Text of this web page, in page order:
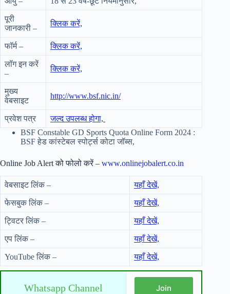
पूरी
जानकारी –
क्लिक करें,
फॉर्म – क्लिक करें,
लॉग इन करें
–
क्लिक करें,
मुख्य
वेबसाइट
http://www.bsf.nic.in/
प्रवेश पत्र
जल्द उपलब्ध होगा,
BSF Constable GD Sports Quota Online Form 2024 :
BSF हेड कांस्टेबल स्पोर्ट्स कोटा जॉब्स,
Online Job Alert को फोलो करें – www.onlinejobalert.co.in
वेबसाइट लिंक – यहाँ देखें,
फेसबुक लिंक – यहाँ देखें,
ट्विटर लिंक – यहाँ देखें,
एप लिंक – यहाँ देखें,
YouTube लिंक – यहाँ देखें,
Whatsapp Channel Join